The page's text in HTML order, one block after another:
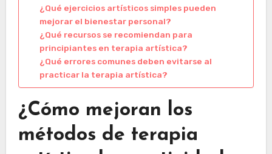
¿Qué ejercicios artísticos simples pueden
mejorar el bienestar personal?
¿Qué recursos se recomiendan para
principiantes en terapia artística?
¿Qué errores comunes deben evitarse al
practicar la terapia artística?
¿Cómo mejoran los
métodos de terapia